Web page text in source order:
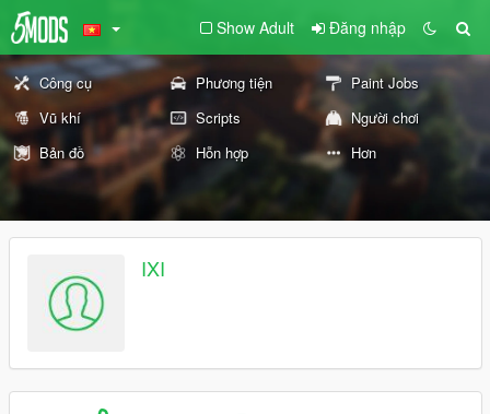
Show Adult Đăng nhập
Công cụ Phương tiện
Paint Jobs
Vũ khí
Scripts
Người chơi
Bản đồ
Hỗn hợp Hơn
IXI